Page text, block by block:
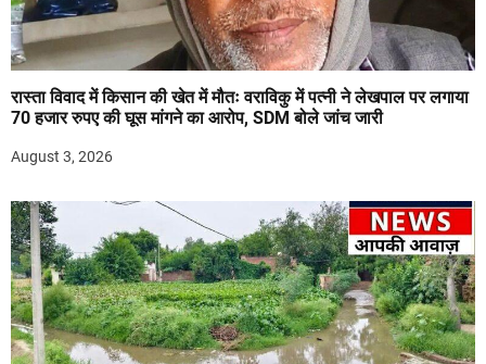
रास्ता विवाद में किसान की खेत में मौतः वराविकु में पत्नी ने लेखपाल पर लगाया
70 हजार रुपए की घूस मांगने का आरोप, SDM बोले जांच जारी
August 3, 2026